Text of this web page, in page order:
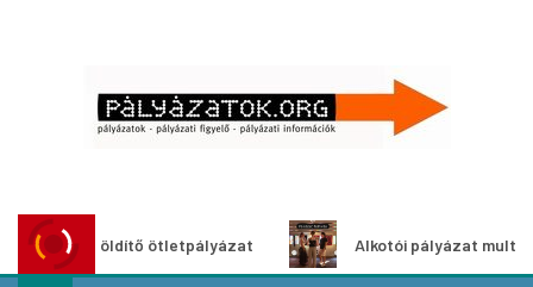
ötletpályázat Alkotói pályázat multimédia-